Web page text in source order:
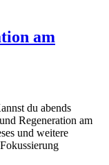
am
du abends
Regeneration am
und weitere